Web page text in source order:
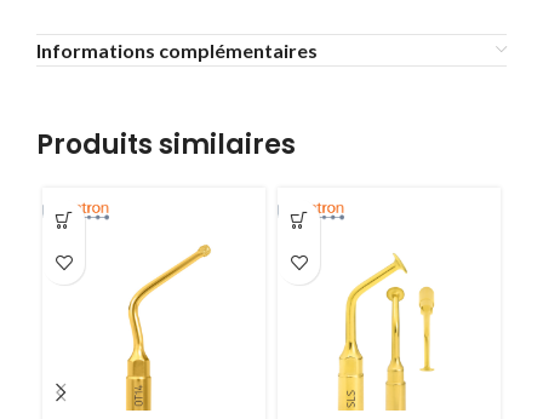
Informations complémentaires
Produits similaires